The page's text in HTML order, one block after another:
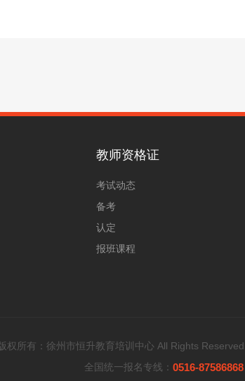
教师资格证
考试动态
备考
认定
报班课程
权所有：徐州市恒升教育培训中心 All Rights Reserved.
全国统一报名专线： 0516-87586868